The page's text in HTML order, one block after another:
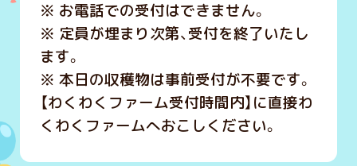
※ お電話での受付はできません。
※ 定員が埋まり次第、受付を終了いたし
ます。
※ 本日の収穫物は事前受付が不要です。
【わくわくファーム受付時間内】に直接わ
くわくファームへおこしください。